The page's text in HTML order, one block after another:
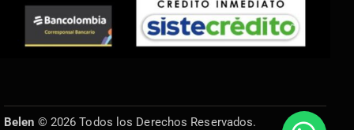
Belen © 2026 Todos los Derechos Reservados.